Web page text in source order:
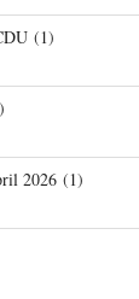
(1)
)
2026 (1)